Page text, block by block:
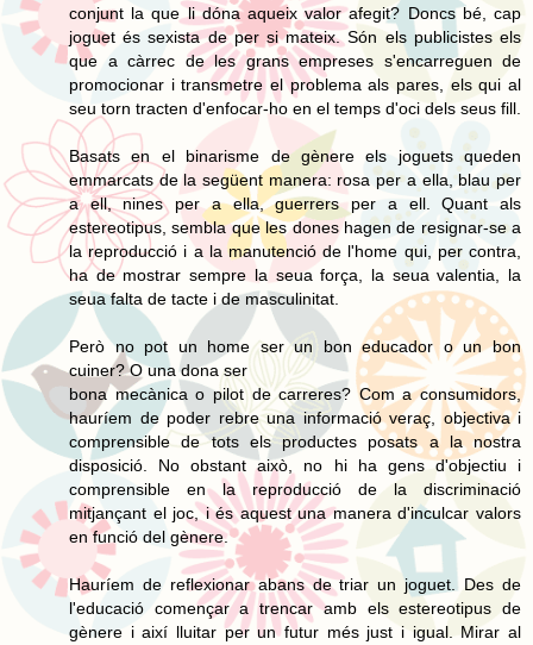
conjunt la que li dóna aqueix valor afegit? Doncs bé, cap
joguet és sexista de per si mateix. Són els publicistes els
que a càrrec de les grans empreses s'encarreguen de
promocionar i transmetre el problema als pares, els qui al
seu torn tracten d'enfocar-ho en el temps d'oci dels seus fill.
Basats en el binarisme de gènere els joguets queden
emmarcats de la següent manera: rosa per a ella, blau per
a ell, nines per a ella, guerrers per a ell. Quant als
estereotipus, sembla que les dones hagen de resignar-se a
la reproducció i a la manutenció de l'home qui, per contra,
ha de mostrar sempre la seua força, la seua valentia, la
seua falta de tacte i de masculinitat.
Però no pot un home ser un bon educador o un bon
cuiner? O una dona ser
bona mecànica o pilot de carreres? Com a consumidors,
hauríem de poder rebre una informació veraç, objectiva i
comprensible de tots els productes posats a la nostra
disposició. No obstant això, no hi ha gens d'objectiu i
comprensible en la reproducció de la discriminació
mitjançant el joc, i és aquest una manera d'inculcar valors
en funció del gènere.
Hauríem de reflexionar abans de triar un joguet. Des de
l'educació començar a trencar amb els estereotipus de
gènere i així lluitar per un futur més just i igual. Mirar al